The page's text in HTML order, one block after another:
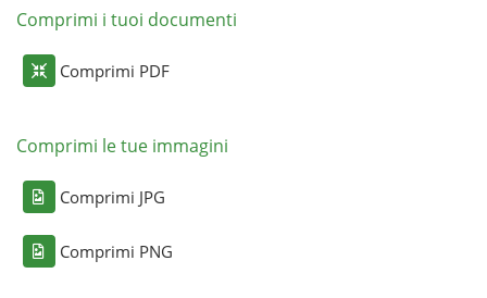
Comprimi i tuoi documenti
Comprimi PDF
Comprimi le tue immagini
Comprimi JPG
Comprimi PNG